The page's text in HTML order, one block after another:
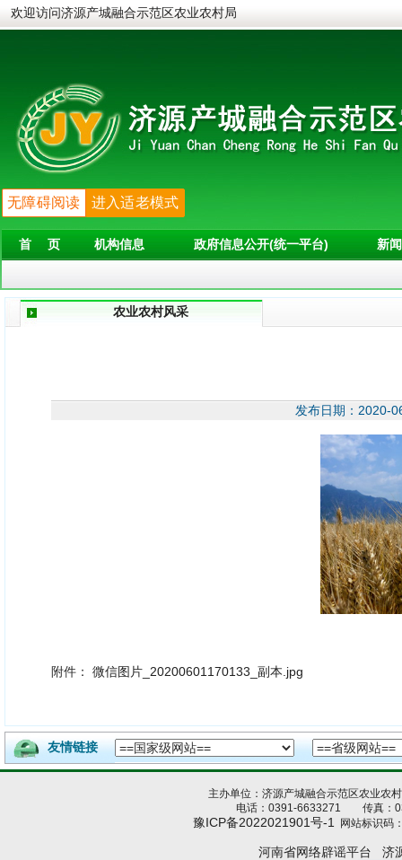
欢迎访问济源产城融合示范区农业农村局
无障碍阅读 进入适老模式
首 页 机构信息 政府信息公开(统一平台) 新
农业农村风采
发布日期：
附件： 微信图片_20200601170133_副本.jpg
友情链接
主办单位：济源产城融合示范区农业
电话：0391-6633271 传真：
豫ICP备2022021901号-1 网站标识码
河南省网络辟谣平台 济